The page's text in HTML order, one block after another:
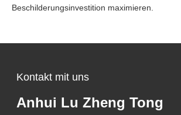
Beschilderungsinvestition maximieren.
Kontakt mit uns
Anhui Lu Zheng Tong